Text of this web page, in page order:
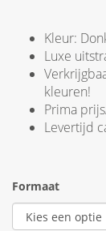
Kleur:
Luxe
kleuren!
Prima
Levertijd
Formaat